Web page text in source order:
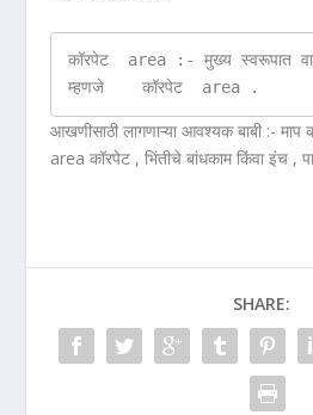
कॉरपेट  area :- मुख्य स्वरूपात
म्हणजे    कॉरपेट  area .
आखणीसाठी लागणाऱ्या आवश्यक बाबी :-
area कॉरपेट , भिंतीचे बांधकाम किंवा इंच ,
SHARE: